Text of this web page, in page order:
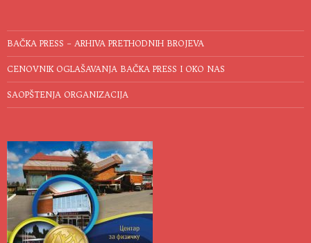
BAČKA PRESS – ARHIVA PRETHODNIH BROJEVA
CENOVNIK OGLAŠAVANJA BAČKA PRESS I OKO NAS
SAOPŠTENJA ORGANIZACIJA